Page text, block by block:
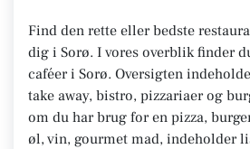
Find den rette eller bedste
dig i Sorø. I vores overblik finder
caféer i Sorø. Oversigten
take away, bistro, pizzariaer og
om du har brug for en pizza,
øl, vin, gourmet mad, indeholder